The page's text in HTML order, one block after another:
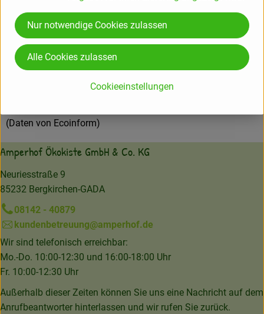
Weleda AG
D 73525 Schwäbisch Gmünd
Hochwertige Naturpflegeprodukte für Gesicht, Körper &
Natürlich wirksame anthroposophische Arzneimittel.
(Daten von Ecoinform)
Amperhof Ökokiste GmbH & Co. KG
Neuriesstraße 9
85232 Bergkirchen-GADA
08142 - 40879
kundenbetreuung@amperhof.de
Wir sind telefonisch erreichbar:
Mo.-Do. 10:00-12:30 und 16:00-18:00 Uhr
Fr. 10:00-12:30 Uhr
Außerhalb dieser Zeiten können Sie uns eine Nachricht auf dem
Anrufbeantworter hinterlassen und wir rufen Sie zurück.
Cookieeinstellungen
Nur notwendige Cookies zulassen
Alle Cookies zulassen